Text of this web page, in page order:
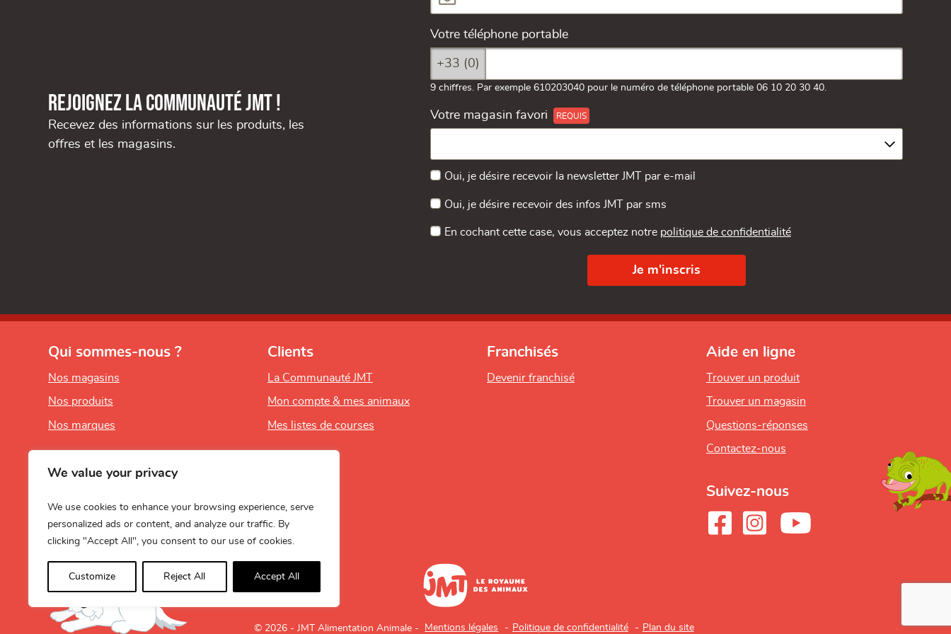
We value your privacy
We use cookies to enhance your browsing experience, serve
personalized ads or content, and analyze our traffic. By
clicking "Accept All", you consent to our use of cookies.
Customize Reject All Accept All
Rejoignez la communauté JMT !
Recevez des informations sur les produits, les
offres et les magasins.
Votre téléphone portable
+33 (0)
9 chiffres. Par exemple 610203040 pour le numéro de téléphone portable 06 10 20 30 40.
Votre magasin favori
Oui, je désire recevoir la newsletter JMT par e-mail
Oui, je désire recevoir des infos JMT par sms
En cochant cette case, vous acceptez notre politique de confidentialité
Qui sommes-nous ?
Nos magasins
Nos produits
Nos marques
Clients
La Communauté JMT
Mon compte & mes animaux
Mes listes de courses
Franchisés
Devenir franchisé
Aide en ligne
Trouver un produit
Trouver un magasin
Questions-réponses
Contactez-nous
Suivez-nous
© 2026 - JMT Alimentation Animale Mentions légales Politique de confidentialité Plan du site